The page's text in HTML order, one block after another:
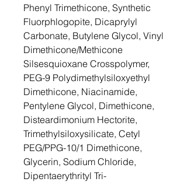
Phenyl Trimethicone, Synthetic
Fluorphlogopite, Dicaprylyl
Carbonate, Butylene Glycol, Vinyl
Dimethicone/Methicone
Silsesquioxane Crosspolymer,
PEG-9 Polydimethylsiloxyethyl
Dimethicone, Niacinamide,
Pentylene Glycol, Dimethicone,
Disteardimonium Hectorite,
Trimethylsiloxysilicate, Cetyl
PEG/PPG-10/1 Dimethicone,
Glycerin, Sodium Chloride,
Dipentaerythrityl Tri-